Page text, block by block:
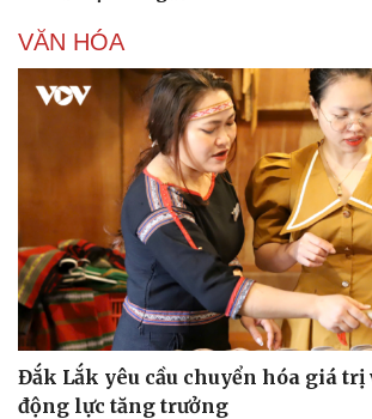
VĂN HÓA
Đắk Lắk yêu cầu chuyển hóa giá
động lực tăng trưởng